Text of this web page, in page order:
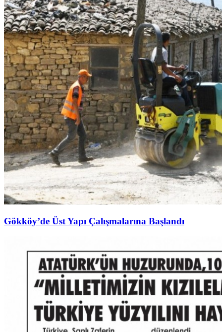
Gökköy’de Üst Yapı Çalışmalarına Başlandı